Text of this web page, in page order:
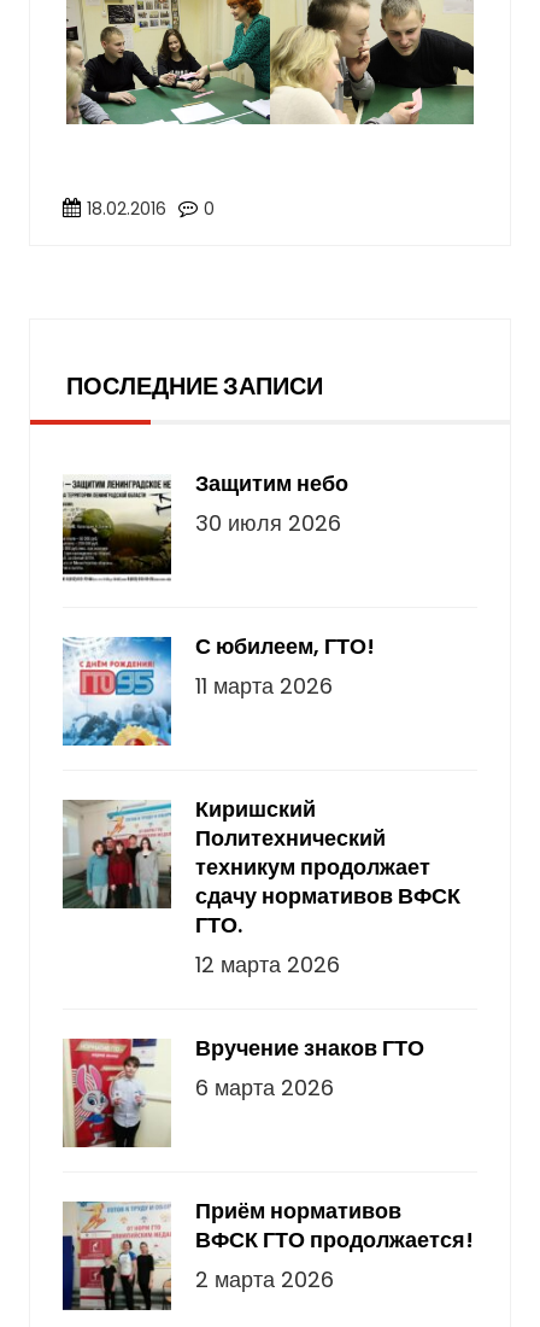
18.02.2016 0
ПОСЛЕДНИЕ ЗАПИСИ
Защитим небо
30 июля 2026
С юбилеем, ГТО!
11 марта 2026
Киришский
Политехнический
техникум продолжает
сдачу нормативов ВФСК
ГТО.
12 марта 2026
Вручение знаков ГТО
6 марта 2026
Приём нормативов
ВФСК ГТО продолжается!
2 марта 2026